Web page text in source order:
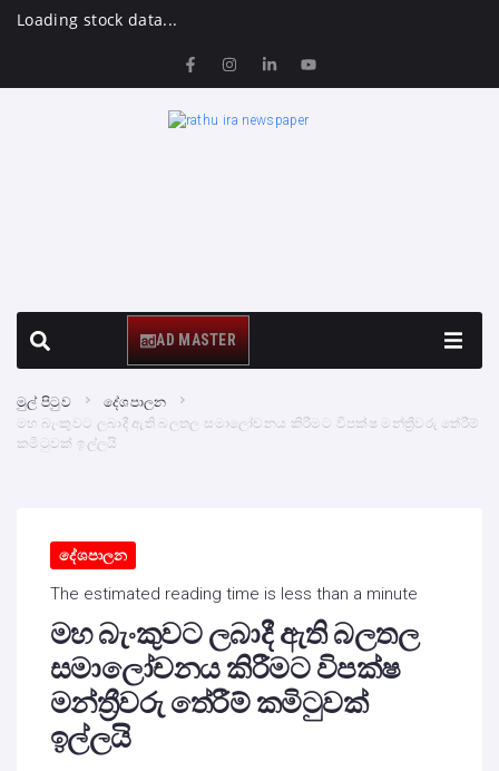
Loading stock data...
AD MASTER
මුල් පිටුව
දේශපාලන
මහ බැංකුවට ලබාදී ඇති බලතල සමාලෝචනය කිරීමට විපක්ෂ මන්ත්‍රීවරු තේරීම්
කමිටුවක් ඉල්ලයි
දේශපාලන
The estimated reading time is less than a minute
මහ බැංකුවට ලබාදී ඇති බලතල
සමාලෝචනය කිරීමට විපක්ෂ
මන්ත්‍රීවරු තේරීම් කමිටුවක්
ඉල්ලයි